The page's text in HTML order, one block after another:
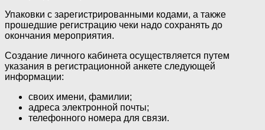
Упаковки с зарегистрированными кодами, а также
прошедшие регистрацию чеки надо сохранять до
окончания мероприятия.
Создание личного кабинета осуществляется путем
указания в регистрационной анкете следующей
информации:
своих имени, фамилии;
адреса электронной почты;
телефонного номера для связи.